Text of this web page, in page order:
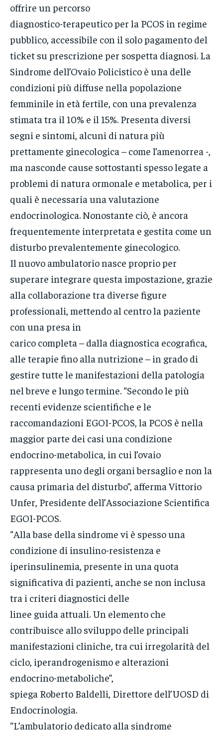
offrire un percorso
diagnostico-terapeutico per la PCOS in regime
pubblico, accessibile con il solo pagamento del
ticket su prescrizione per sospetta diagnosi. La
Sindrome dell’Ovaio Policistico è una delle
condizioni più diffuse nella popolazione
femminile in età fertile, con una prevalenza
stimata tra il 10% e il 15%. Presenta diversi
segni e sintomi, alcuni di natura più
prettamente ginecologica – come l’amenorrea -,
ma nasconde cause sottostanti spesso legate a
problemi di natura ormonale e metabolica, per i
quali è necessaria una valutazione
endocrinologica. Nonostante ciò, è ancora
frequentemente interpretata e gestita come un
disturbo prevalentemente ginecologico.
Il nuovo ambulatorio nasce proprio per
superare integrare questa impostazione, grazie
alla collaborazione tra diverse figure
professionali, mettendo al centro la paziente
con una presa in
carico completa – dalla diagnostica ecografica,
alle terapie fino alla nutrizione – in grado di
gestire tutte le manifestazioni della patologia
nel breve e lungo termine. “Secondo le più
recenti evidenze scientifiche e le
raccomandazioni EGOI-PCOS, la PCOS è nella
maggior parte dei casi una condizione
endocrino-metabolica, in cui l’ovaio
rappresenta uno degli organi bersaglio e non la
causa primaria del disturbo”, afferma Vittorio
Unfer, Presidente dell’Associazione Scientifica
EGOI-PCOS.
“Alla base della sindrome vi è spesso una
condizione di insulino-resistenza e
iperinsulinemia, presente in una quota
significativa di pazienti, anche se non inclusa
tra i criteri diagnostici delle
linee guida attuali. Un elemento che
contribuisce allo sviluppo delle principali
manifestazioni cliniche, tra cui irregolarità del
ciclo, iperandrogenismo e alterazioni
endocrino-metaboliche”,
spiega Roberto Baldelli, Direttore dell’UOSD di
Endocrinologia.
“L’ambulatorio dedicato alla sindrome